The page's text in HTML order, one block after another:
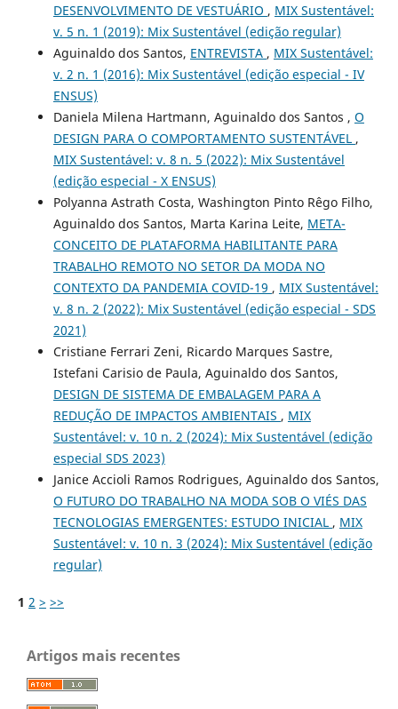
DESENVOLVIMENTO DE VESTUÁRIO , MIX Sustentável:
v. 5 n. 1 (2019): Mix Sustentável (edição regular)
Aguinaldo dos Santos, ENTREVISTA , MIX Sustentável:
v. 2 n. 1 (2016): Mix Sustentável (edição especial - IV
ENSUS)
Daniela Milena Hartmann, Aguinaldo dos Santos , O
DESIGN PARA O COMPORTAMENTO SUSTENTÁVEL ,
MIX Sustentável: v. 8 n. 5 (2022): Mix Sustentável
(edição especial - X ENSUS)
Polyanna Astrath Costa, Washington Pinto Rêgo Filho,
Aguinaldo dos Santos, Marta Karina Leite, META-
CONCEITO DE PLATAFORMA HABILITANTE PARA
TRABALHO REMOTO NO SETOR DA MODA NO
CONTEXTO DA PANDEMIA COVID-19 , MIX Sustentável:
v. 8 n. 2 (2022): Mix Sustentável (edição especial - SDS
2021)
Cristiane Ferrari Zeni, Ricardo Marques Sastre,
Istefani Carisio de Paula, Aguinaldo dos Santos,
DESIGN DE SISTEMA DE EMBALAGEM PARA A
REDUÇÃO DE IMPACTOS AMBIENTAIS , MIX
Sustentável: v. 10 n. 2 (2024): Mix Sustentável (edição
especial SDS 2023)
Janice Accioli Ramos Rodrigues, Aguinaldo dos Santos,
O FUTURO DO TRABALHO NA MODA SOB O VIÉS DAS
TECNOLOGIAS EMERGENTES: ESTUDO INICIAL , MIX
Sustentável: v. 10 n. 3 (2024): Mix Sustentável (edição
regular)
1 2 > >>
Artigos mais recentes